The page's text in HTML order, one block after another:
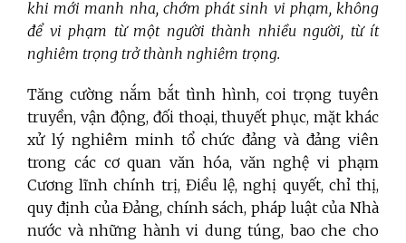
khi mới manh nha, chớm phát sinh vi phạm, không
để vi phạm từ một người thành nhiều người, từ ít
nghiêm trọng trở thành nghiêm trọng.
Tăng cường nắm bắt tình hình, coi trọng tuyên
truyền, vận động, đối thoại, thuyết phục, mặt khác
xử lý nghiêm minh tổ chức đảng và đảng viên
trong các cơ quan văn hóa, văn nghệ vi phạm
Cương lĩnh chính trị, Điều lệ, nghị quyết, chỉ thị,
quy định của Đảng, chính sách, pháp luật của Nhà
nước và những hành vi dung túng, bao che cho